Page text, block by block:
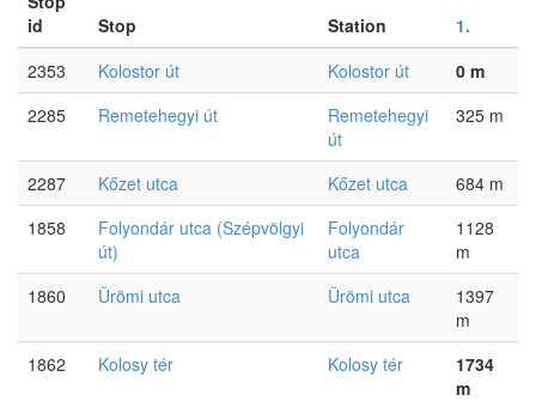
id
Stop Station
1.
2353
Kolostor út Kolostor út
0 m
2285
Remetehegyi út
Remetehegyi
út
325 m
2287 Kőzet utca Kőzet utca
684 m
1858
Folyondár utca (Szépvölgyi
út)
Folyondár
utca
1128
m
1860
Ürömi utca Ürömi utca
1397
m
1862
Kolosy tér Kolosy tér
1734
m